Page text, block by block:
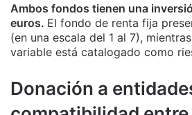
Ambos fondos tienen una
euros. El fondo de renta fija
(en una escala del 1 al 7),
variable está catalogado como
Donación a